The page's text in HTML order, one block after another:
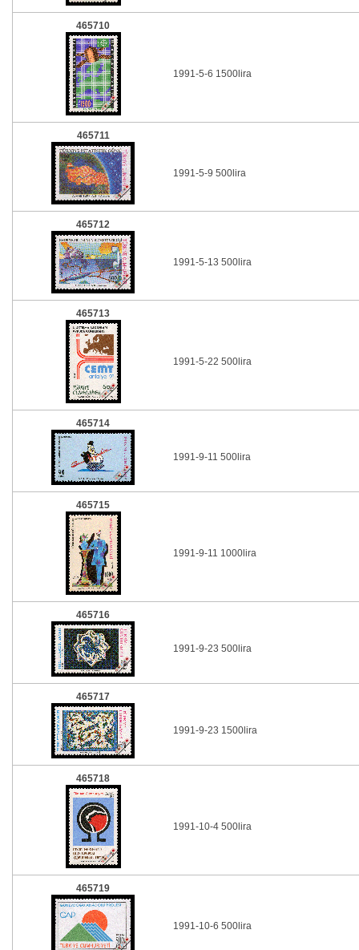
465710
1991-5-6 1500lira
465711
1991-5-9 500lira
465712
1991-5-13 500lira
465713
1991-5-22 500lira
465714
1991-9-11 500lira
465715
1991-9-11 1000lira
465716
1991-9-23 500lira
465717
1991-9-23 1500lira
465718
1991-10-4 500lira
465719
1991-10-6 500lira